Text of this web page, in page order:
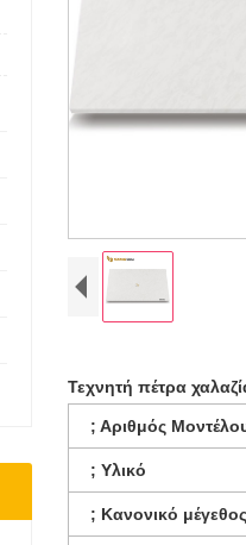
Τεχνητή πέτρα
; Αριθμός
; Υλικό
; Κανονικό μέγεθος